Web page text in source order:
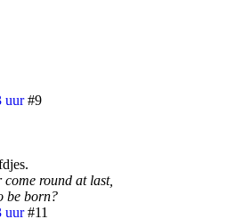
uur #9
round at last,
be born?
uur #11